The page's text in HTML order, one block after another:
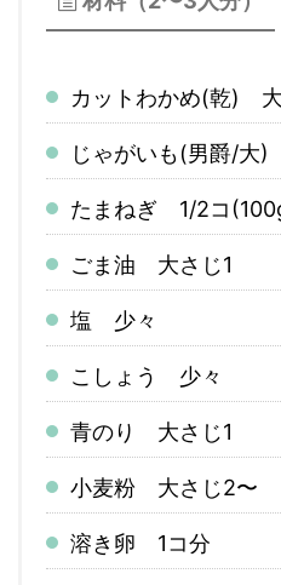
カットわかめ(乾)
じゃがいも(男爵/
たまねぎ 1/2コ
ごま油 大さじ1
塩 少々
こしょう 少々
青のり 大さじ1
小麦粉 大さじ2〜
溶き卵 1コ分